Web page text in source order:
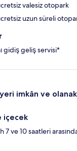
valesiz otopark
uzun süreli
gidiş geliş servisi*
imkân ve
içecek
7 ve 10 saatleri